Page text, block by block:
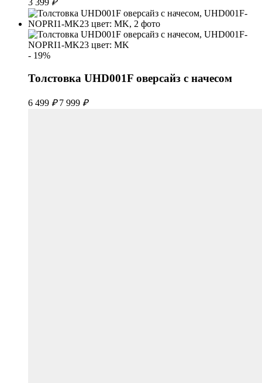
3 399 ₽
- 19%
Толстовка UHD001F оверсайз с начесом
6 499 ₽ 7 999 ₽